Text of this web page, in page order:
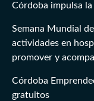
Córdoba impulsa
Semana Mundial
actividades en
promover y
Córdoba
gratuitos